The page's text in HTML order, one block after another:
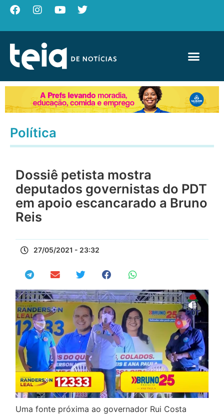
Política
Dossiê petista mostra
deputados governistas do PDT
em apoio escancarado a Bruno
Reis
27/05/2021 - 23:32
Uma fonte próxima ao governador Rui Costa